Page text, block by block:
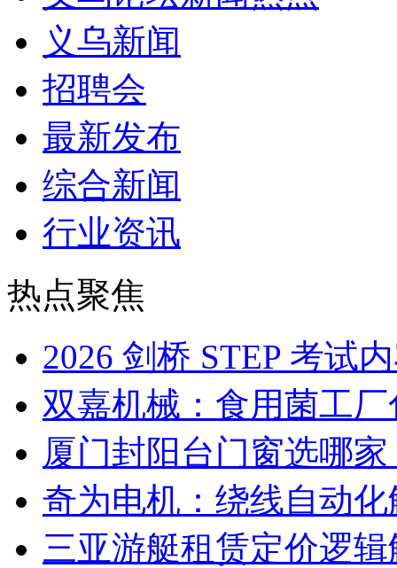
义乌新闻
招聘会
最新发布
综合新闻
行业资讯
热点聚焦
2026 剑桥 STEP 考试
双嘉机械：食用菌工
厦门封阳台门窗选哪
奇为电机：绕线自动
三亚游艇租赁定价逻